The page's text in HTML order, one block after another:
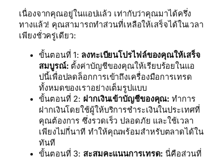
เนื่องจากคุณอยู่ในแอปแล้ว เท่ากับว่าคุณมาได้ครึ่ง
ทางแล้ว! คุณสามารถทำส่วนที่เหลือให้เสร็จได้ในเวลา
เพียงชั่วครู่เดียว:
ขั้นตอนที่ 1: ลงทะเบียนโปรไฟล์ของคุณให้เสร็จ
สมบูรณ์: ตั้งค่าบัญชีของคุณให้เรียบร้อยในแอ
ปนี้เพื่อปลดล็อกการเข้าถึงเครื่องมือการเทรด
ทั้งหมดของเราอย่างเต็มรูปแบบ
ขั้นตอนที่ 2: ฝากเงินเข้าบัญชีของคุณ: ทำการ
ฝากเงินโดยใช้ผู้ให้บริการชำระเงินในประเทศที่
คุณต้องการ ซึ่งรวดเร็ว ปลอดภัย และใช้เวลา
เพียงไม่กี่นาที ทำให้คุณพร้อมสำหรับตลาดได้ใน
ทันที
ขั้นตอนที่ 3: สะสมคะแนนการเทรด: นี่คือส่วนที่